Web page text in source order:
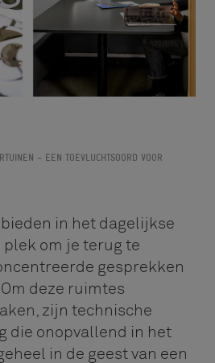
– EEN TOEVLUCHTSOORD VOOR
in het dagelijkse
om je terug te
gesprekken
deze ruimtes
zijn technische
die onopvallend in het
in de geest van een